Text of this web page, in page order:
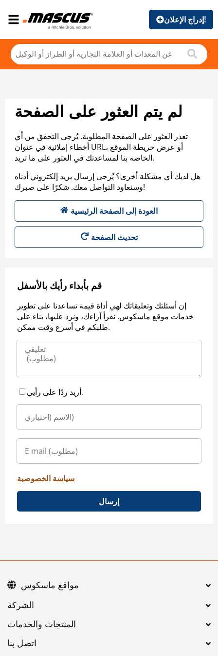
إدراج الإعلان!
لم يتم العثور على الصفحة
تعذر العثور على الصفحة المطلوبة. يُرجى التحقق من أي
أخطاء إملائية في عنوان URL، أو عرض خريطة الموقع
الخاصة بنا لمساعدتك في العثور على ما تريد.
هل لديك أي مشكلة أخرى؟ يُرجى إرسال بريد إلكتروني أدناه
وسنعاود التواصل معك. شكرًا على صبرك!
العودة إلى الصفحة الرئيسية
تحديث الصفحة
قم بأبداء رأيك بالأسفل
إن أسئلتك وتعليقاتك لهي أداة قيمة تساعدنا على تطوير
خدمات موقع ماسكوس. نقرأ آراءك، ونرد عليها، بناء على
طلبكم في أسرع وقت ممكن.
أريد ردًا على رأيي.
سياسة الخصوصية
إرسال
اتصل بنا
مواقع ماسكوس